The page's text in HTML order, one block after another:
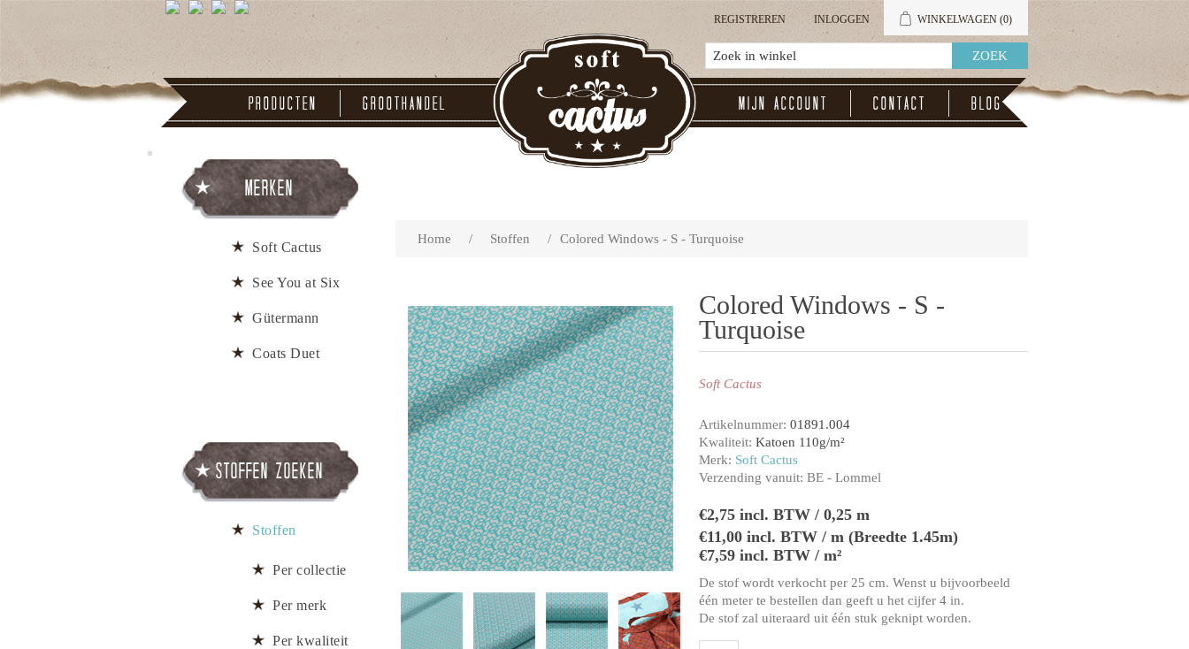
REGISTREREN INLOGGEN WINKELWAGEN (0)
Producten Groothandel Mijn account Contact Blog
Home / Stoffen / Colored Windows - S - Turquoise
Colored Windows - S -
Turquoise
Soft Cactus
Artikelnummer: 01891.004
Kwaliteit: Katoen 110g/m²
Merk: Soft Cactus
Verzending vanuit: BE - Lommel
€2,75 incl. BTW / 0,25 m
€11,00 incl. BTW / m (Breedte 1.45m)
€7,59 incl. BTW / m²
De stof wordt verkocht per 25 cm. Wenst u bijvoorbeeld
één meter te bestellen dan geeft u het cijfer 4 in.
De stof zal uiteraard uit één stuk geknipt worden.
Merken
Soft Cactus
See You at Six
Gütermann
Coats Duet
Stoffen zoeken
Stoffen
Per collectie
Per merk
Per kwaliteit